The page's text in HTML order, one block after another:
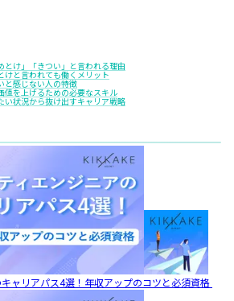
とけ」「きつい」と言われる理由
けと言われても働くメリット
と感じない人の特徴
値を上げるための必要なスキル
い状況から抜け出すキャリア戦略
ャリアパス4選！年収アップのコツと必須資格